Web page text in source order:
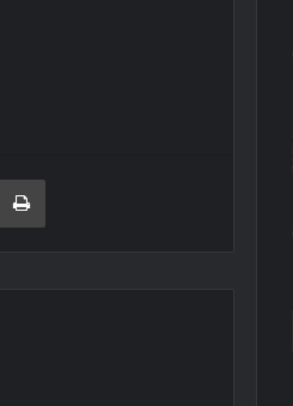
ile paylaş Yazdır